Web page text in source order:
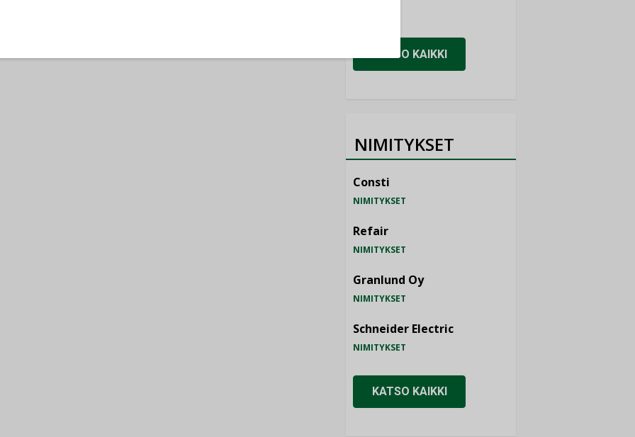
KATSO KAIKKI
NIMITYKSET
Consti
NIMITYKSET
Refair
NIMITYKSET
Granlund Oy
NIMITYKSET
Schneider Electric
NIMITYKSET
KATSO KAIKKI